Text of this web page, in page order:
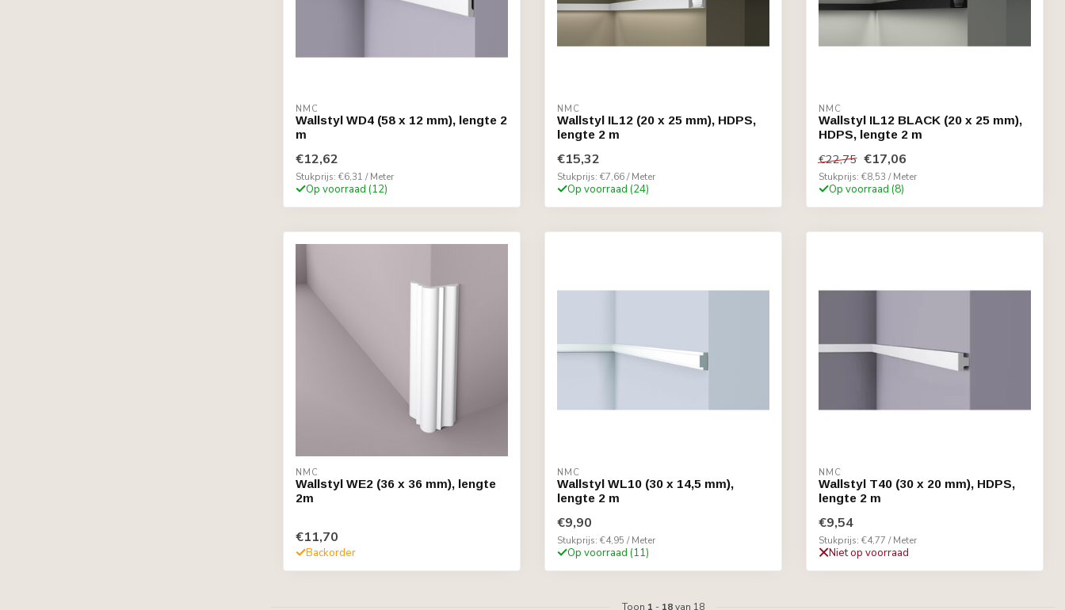
NMC
Wallstyl WD4 (58 x 12 mm), lengte 2
m
€12,62
Stukprijs: €6,31 / Meter
Op voorraad (12)
NMC
Wallstyl IL12 (20 x 25 mm), HDPS,
lengte 2 m
€15,32
Stukprijs: €7,66 / Meter
Op voorraad (24)
NMC
Wallstyl IL12 BLACK (20 x 25 mm),
HDPS, lengte 2 m
€22,75 €17,06
Stukprijs: €8,53 / Meter
Op voorraad (8)
NMC
Wallstyl WE2 (36 x 36 mm), lengte
2m
€11,70
Backorder
NMC
Wallstyl WL10 (30 x 14,5 mm),
lengte 2 m
€9,90
Stukprijs: €4,95 / Meter
Op voorraad (11)
NMC
Wallstyl T40 (30 x 20 mm), HDPS,
lengte 2 m
€9,54
Stukprijs: €4,77 / Meter
Niet op voorraad
Toon 1 - 18van 18